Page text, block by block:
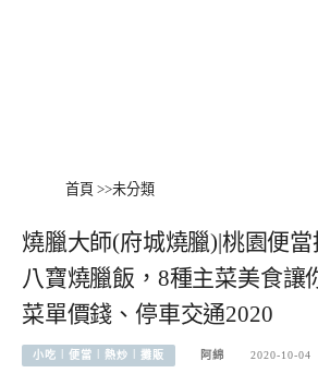
首頁 >>未分類
燒臘大師(府城燒臘)|桃園便
八寶燒臘飯，8種主菜美食讓
菜單價錢、停車交通2020
小吃︱便當︱熱炒︱攤販 阿綿 2020-10-04